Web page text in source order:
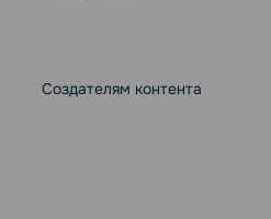
Создателям контента